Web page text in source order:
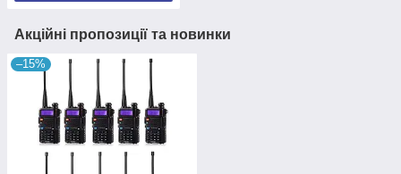
Акційні пропозиції та новинки
–15%